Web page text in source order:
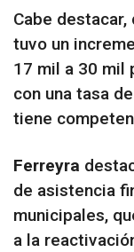
Cabe
tuvo un
17 mil a 30 mil
con una tasa
tiene
Ferreyra
de asistencia
municipales,
a la